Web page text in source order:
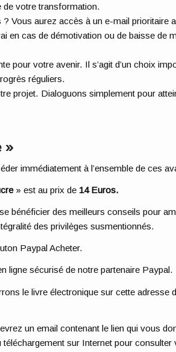
de votre transformation.
Vous aurez accès à un e-mail prioritaire
en cas de démotivation ou de baisse de
pour votre avenir. Il s’agit d’un choix
réguliers.
projet. Dialoguons simplement pour
»
immédiatement à l’ensemble de ces
» est au prix de 14 Euros.
bénéficier des meilleurs conseils pour
des privilèges susmentionnés.
Paypal Acheter.
ligne sécurisé de notre partenaire Paypal.
le livre électronique sur cette adresse
un email contenant le lien qui vous
téléchargement sur Internet pour consulter